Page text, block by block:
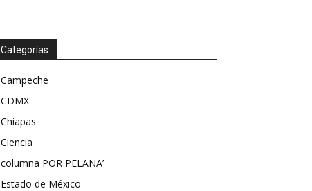
Categorías
Campeche
CDMX
Chiapas
Ciencia
columna POR PELANA’
Estado de México